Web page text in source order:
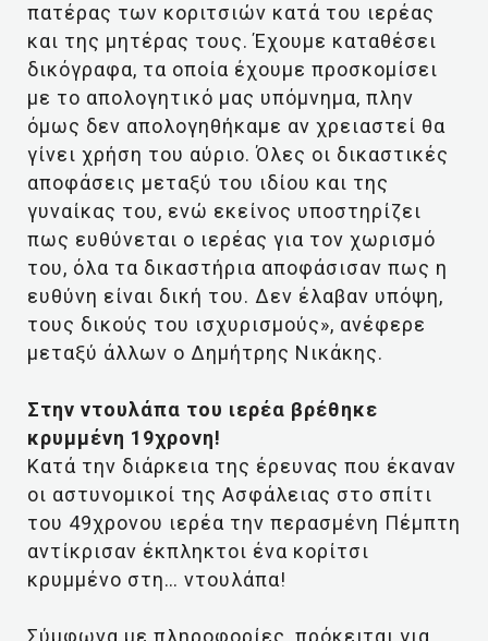
πατέρας των κοριτσιών κατά του ιερέας
και της μητέρας τους. Έχουμε καταθέσει
δικόγραφα, τα οποία έχουμε προσκομίσει
με το απολογητικό μας υπόμνημα, πλην
όμως δεν απολογηθήκαμε αν χρειαστεί θα
γίνει χρήση του αύριο. Όλες οι δικαστικές
αποφάσεις μεταξύ του ιδίου και της
γυναίκας του, ενώ εκείνος υποστηρίζει
πως ευθύνεται ο ιερέας για τον χωρισμό
του, όλα τα δικαστήρια αποφάσισαν πως η
ευθύνη είναι δική του. Δεν έλαβαν υπόψη,
τους δικούς του ισχυρισμούς», ανέφερε
μεταξύ άλλων ο Δημήτρης Νικάκης.
Στην ντουλάπα του ιερέα βρέθηκε
κρυμμένη 19χρονη!
Κατά την διάρκεια της έρευνας που έκαναν
οι αστυνομικοί της Ασφάλειας στο σπίτι
του 49χρονου ιερέα την περασμένη Πέμπτη
αντίκρισαν έκπληκτοι ένα κορίτσι
κρυμμένο στη… ντουλάπα!
Σύμφωνα με πληροφορίες, πρόκειται για